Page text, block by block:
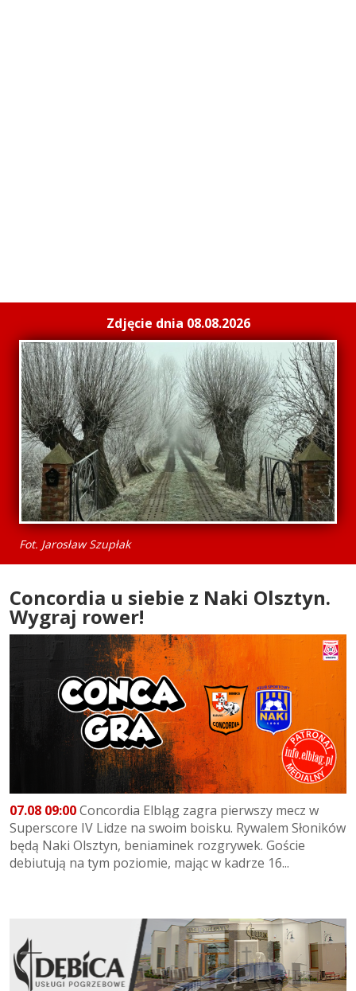
Zdjęcie dnia 08.08.2026
Fot. Jarosław Szupłak
Concordia u siebie z Naki Olsztyn.
Wygraj rower!
07.08 09:00Concordia Elbląg zagra pierwszy mecz w
Superscore IV Lidze na swoim boisku. Rywalem Słoników
będą Naki Olsztyn, beniaminek rozgrywek. Goście
debiutują na tym poziomie, mając w kadrze 16...